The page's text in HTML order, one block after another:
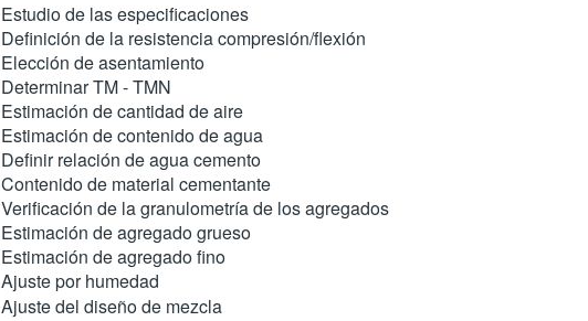
Estudio de las especificaciones
Definición de la resistencia compresión/flexión
Elección de asentamiento
Determinar TM - TMN
Estimación de cantidad de aire
Estimación de contenido de agua
Definir relación de agua cemento
Contenido de material cementante
Verificación de la granulometría de los agregados
Estimación de agregado grueso
Estimación de agregado fino
Ajuste por humedad
Ajuste del diseño de mezcla